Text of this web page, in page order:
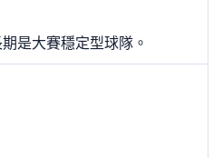
是大賽穩定型球隊。